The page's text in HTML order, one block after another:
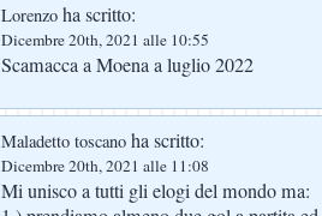
Lorenzo ha scritto:
Dicembre 20th, 2021 alle 10:55
Scamacca a Moena a luglio 2022
Maladetto toscano ha scritto:
Dicembre 20th, 2021 alle 11:08
Mi unisco a tutti gli elogi del mondo ma: